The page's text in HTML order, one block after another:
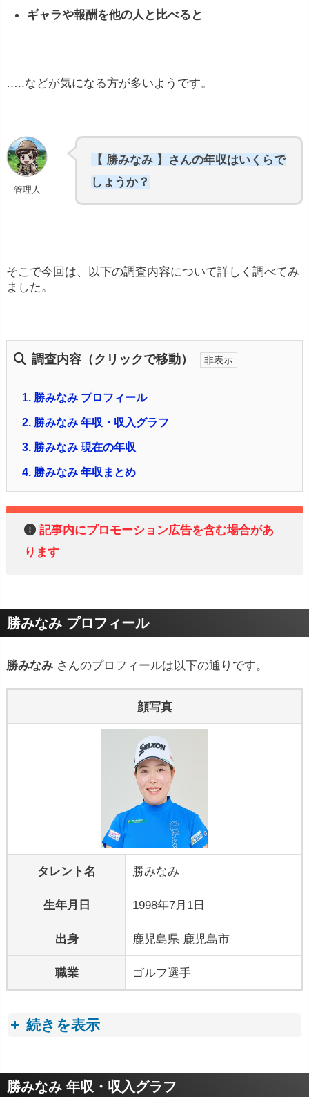
ギャラや報酬を他の人と比べると
…..などが気になる方が多いようです。
管理人
【 勝みなみ 】さんの年収はいくらで
しょうか？
そこで今回は、以下の調査内容について詳しく調べてみ
ました。
調査内容（クリックで移動）
1. 勝みなみ プロフィール
2. 勝みなみ 年収・収入グラフ
3. 勝みなみ 現在の年収
4. 勝みなみ 年収まとめ
記事内にプロモーション広告を含む場合があ
ります
勝みなみ プロフィール
勝みなみ さんのプロフィールは以下の通りです。
顔写真
タレント名 勝みなみ
生年月日 1998年7月1日
出身 鹿児島県 鹿児島市
職業 ゴルフ選手
続きを表示
プロフィールトピック
勝みなみ 年収・収入グラフ